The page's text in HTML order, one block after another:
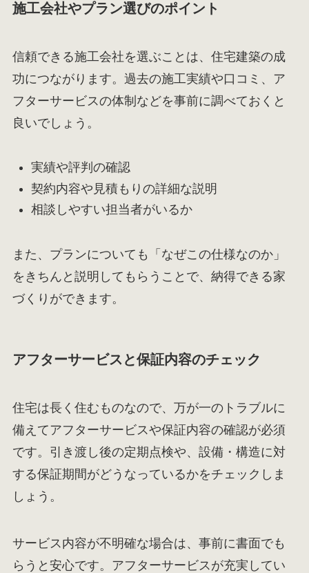
施工会社やプラン選びのポイント
信頼できる施工会社を選ぶことは、住宅建築の成
功につながります。過去の施工実績や口コミ、ア
フターサービスの体制などを事前に調べておくと
良いでしょう。
実績や評判の確認
契約内容や見積もりの詳細な説明
相談しやすい担当者がいるか
また、プランについても「なぜこの仕様なのか」
をきちんと説明してもらうことで、納得できる家
づくりができます。
アフターサービスと保証内容のチェック
住宅は長く住むものなので、万が一のトラブルに
備えてアフターサービスや保証内容の確認が必須
です。引き渡し後の定期点検や、設備・構造に対
する保証期間がどうなっているかをチェックしま
しょう。
サービス内容が不明確な場合は、事前に書面でも
らうと安心です。アフターサービスが充実してい